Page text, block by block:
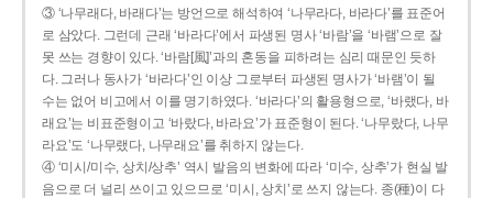
③ ‘나무래다, 바래다’는 방언으로 해석하여 ‘나무라다, 바라다’를 표준어
로 삼았다. 그런데 근래 ‘바라다’에서 파생된 명사 ‘바람’을 ‘바램’으로 잘
못 쓰는 경향이 있다. ‘바람[風]’과의 혼동을 피하려는 심리 때문인 듯하
다. 그러나 동사가 ‘바라다’인 이상 그로부터 파생된 명사가 ‘바램’이 될
수는 없어 비고에서 이를 명기하였다. ‘바라다’의 활용형으로, ‘바랬다, 바
래요’는 비표준형이고 ‘바랐다, 바라요’가 표준형이 된다. ‘나무랐다, 나무
라요’도 ‘나무랬다, 나무래요’를 취하지 않는다.
④ ‘미시/미수, 상치/상추’ 역시 발음의 변화에 따라 ‘미수, 상추’가 현실 발
음으로 더 널리 쓰이고 있으므로 ‘미시, 상치’로 쓰지 않는다. 종(種)이 다